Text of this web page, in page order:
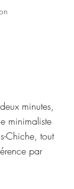
minutes,
minimaliste
Chiche, tout
par